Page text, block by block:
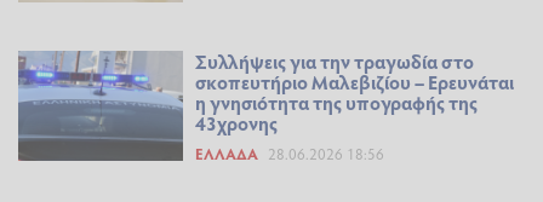
Συλλήψεις για την τραγωδία στο
σκοπευτήριο Μαλεβιζίου – Ερευνάται
η γνησιότητα της υπογραφής της
43χρονης
ΕΛΛΆΔΑ 28.06.2026 18:56